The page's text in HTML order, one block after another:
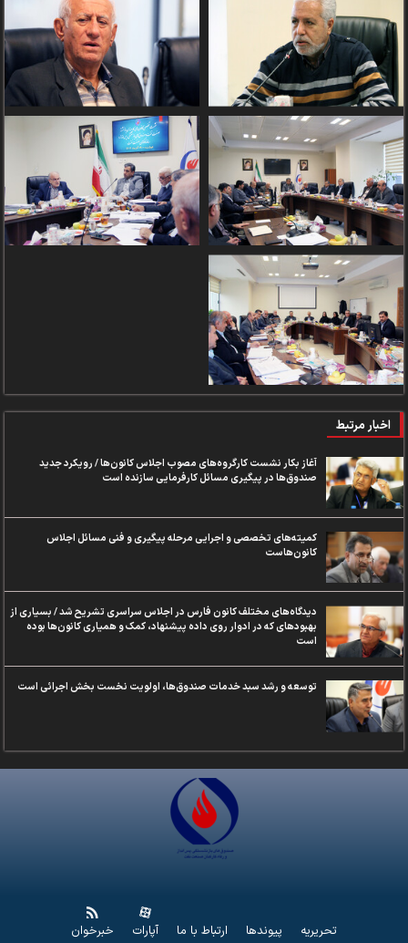
اخبار مرتبط
آغاز بکار نشست کارگروه‌های مصوب اجلاس کانون‌ها / رویکرد جدید
صندوق‌ها در پیگیری مسائل کارفرمایی سازنده است
کمیته‌های تخصصی و اجرایی مرحله پیگیری و فنی مسائل اجلاس
کانون‌هاست
دیدگاه‌های مختلف کانون فارس در اجلاس سراسری تشریح شد / بسیاری از
بهبودهای که در ادوار روی داده پیشنهاد، کمک و همیاری کانون‌ها بوده
است
توسعه و رشد سبد خدمات صندوق‌ها، اولویت نخست بخش اجرائی است
تحریریه پیوندها ارتباط با ما آپارات خبرخوان